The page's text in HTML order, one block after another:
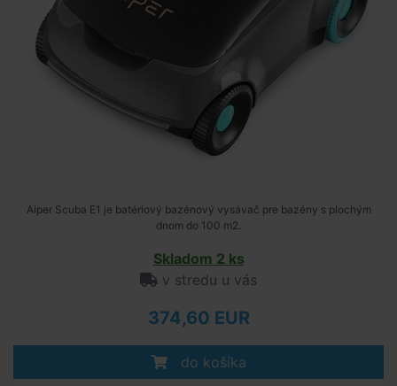
Aiper Scuba E1 je batériový bazénový vysávač pre bazény s plochým
dnom do 100 m2.
Skladom 2 ks
v stredu u vás
374,60 EUR
do košíka